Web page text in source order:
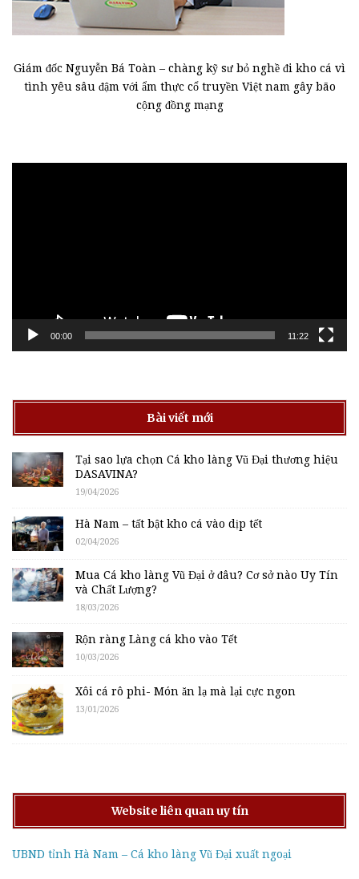
Giám đốc Nguyễn Bá Toàn – chàng kỹ sư bỏ nghề đi kho cá vì
tình yêu sâu đậm với ẩm thực cổ truyền Việt nam gây bão
cộng đồng mạng
00:00 11:22
Bài viết mới
Tại sao lựa chọn Cá kho làng Vũ Đại thương hiệu
DASAVINA?
19/04/2026
Hà Nam – tất bật kho cá vào dịp tết
02/04/2026
Mua Cá kho làng Vũ Đại ở đâu? Cơ sở nào Uy Tín
và Chất Lượng?
18/03/2026
Rộn ràng Làng cá kho vào Tết
10/03/2026
Xôi cá rô phi- Món ăn lạ mà lại cực ngon
13/01/2026
Website liên quan uy tín
UBND tỉnh Hà Nam – Cá kho làng Vũ Đại xuất ngoại